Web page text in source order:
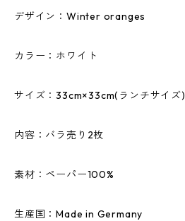
デザイン：Winter oranges
カラー：ホワイト
サイズ：33cm×33cm(ランチサイズ)
内容：バラ売り2枚
素材：ペーパー100%
生産国：Made in Germany